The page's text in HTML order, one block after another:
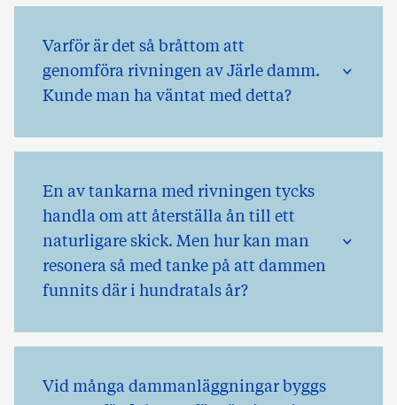
Varför är det så bråttom att
genomföra rivningen av Järle damm.
Kunde man ha väntat med detta?
En av tankarna med rivningen tycks
handla om att återställa ån till ett
naturligare skick. Men hur kan man
resonera så med tanke på att dammen
funnits där i hundratals år?
Vid många dammanläggningar byggs